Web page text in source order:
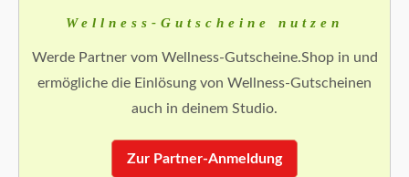
Wellness-Gutscheine nutzen
Werde Partner vom Wellness-Gutscheine.Shop in und
ermögliche die Einlösung von Wellness-Gutscheinen
auch in deinem Studio.
Zur Partner-Anmeldung